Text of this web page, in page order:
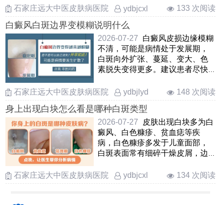
……
石家庄远大中医皮肤病医院 ydbjcxl 133 次阅读
白癜风白斑边界变模糊说明什么
2026-07-27
白癜风皮损边缘模糊
不清，可能是病情处于发展期，
白斑向外扩张、蔓延、变大、色
素脱失变得更多。建议患者尽快
石家庄远大中医皮肤病医院
ydbjlyd 148 次阅读
身上出现白块怎么看是哪种白斑类型
2026-07-27
皮肤出现白块多为白
癜风、白色糠疹、贫血痣等疾
病，白色糠疹多发于儿童面部，
白斑表面常有细碎干燥皮屑，边
……
石家庄远大中医皮肤病医院 ydbjcxl 134 次阅读